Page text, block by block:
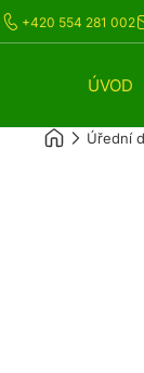
+420 554 281 002
ÚVOD
Úřední